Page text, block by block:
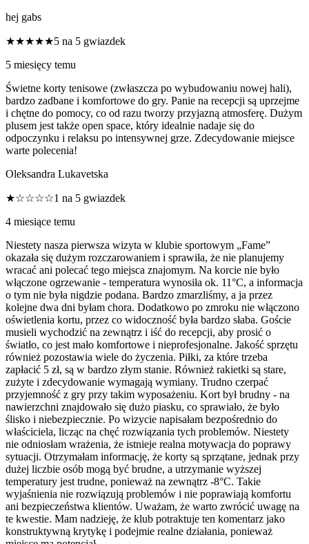
hej gabs
★★★★★5 na 5 gwiazdek
5 miesięcy temu
Świetne korty tenisowe (zwłaszcza po wybudowaniu nowej hali),
bardzo zadbane i komfortowe do gry. Panie na recepcji są uprzejme
i chętne do pomocy, co od razu tworzy przyjazną atmosferę. Dużym
plusem jest także open space, który idealnie nadaje się do
odpoczynku i relaksu po intensywnej grze. Zdecydowanie miejsce
warte polecenia!
Oleksandra Lukavetska
★☆☆☆☆1 na 5 gwiazdek
4 miesiące temu
Niestety nasza pierwsza wizyta w klubie sportowym „Fame”
okazała się dużym rozczarowaniem i sprawiła, że nie planujemy
wracać ani polecać tego miejsca znajomym. Na korcie nie było
włączone ogrzewanie - temperatura wynosiła ok. 11°C, a informacja
o tym nie była nigdzie podana. Bardzo zmarzliśmy, a ja przez
kolejne dwa dni byłam chora. Dodatkowo po zmroku nie włączono
oświetlenia kortu, przez co widoczność była bardzo słaba. Goście
musieli wychodzić na zewnątrz i iść do recepcji, aby prosić o
światło, co jest mało komfortowe i nieprofesjonalne. Jakość sprzętu
również pozostawia wiele do życzenia. Piłki, za które trzeba
zapłacić 5 zł, są w bardzo złym stanie. Również rakietki są stare,
zużyte i zdecydowanie wymagają wymiany. Trudno czerpać
przyjemność z gry przy takim wyposażeniu. Kort był brudny - na
nawierzchni znajdowało się dużo piasku, co sprawiało, że było
ślisko i niebezpiecznie. Po wizycie napisałam bezpośrednio do
właściciela, licząc na chęć rozwiązania tych problemów. Niestety
nie odniosłam wrażenia, że istnieje realna motywacja do poprawy
sytuacji. Otrzymałam informację, że korty są sprzątane, jednak przy
dużej liczbie osób mogą być brudne, a utrzymanie wyższej
temperatury jest trudne, ponieważ na zewnątrz -8°C. Takie
wyjaśnienia nie rozwiązują problemów i nie poprawiają komfortu
ani bezpieczeństwa klientów. Uważam, że warto zwrócić uwagę na
te kwestie. Mam nadzieję, że klub potraktuje ten komentarz jako
konstruktywną krytykę i podejmie realne działania, ponieważ